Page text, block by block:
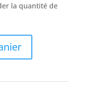
la quantité de